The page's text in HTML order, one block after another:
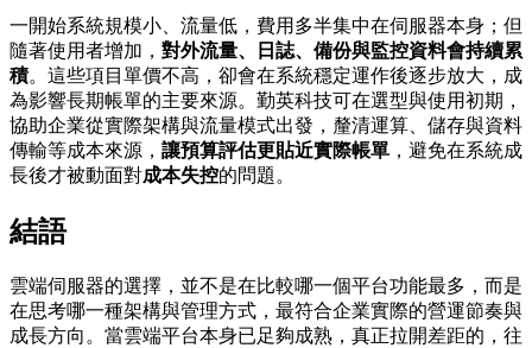
一開始系統規模小、流量低，費用多半集中在伺服器本身；但
隨著使用者增加， 對外流量、日誌、備份與監控資料會持續累
積。這些項目單價不高，卻會在系統穩定運作後逐步放大，成
為影響長期帳單的主要來源。勤英科技可在選型與使用初期，
協助企業從實際架構與流量模式出發，釐清運算、儲存與資料
傳輸等成本來源， 讓預算評估更貼近實際帳單 ，避免在系統成
長後才被動面對成本失控的問題。
結語
雲端伺服器的選擇，並不是在比較哪一個平台功能最多，而是
在思考哪一種架構與管理方式，最符合企業實際的營運節奏與
成長方向。當雲端平台本身已足夠成熟，真正拉開差距的，往